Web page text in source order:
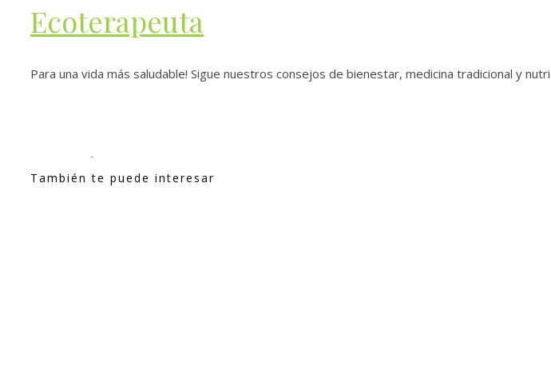
Ecoterapeuta
Para una vida más saludable! Sigue nuestros consejos de bienestar, medicina tradicional y
También te puede interesar